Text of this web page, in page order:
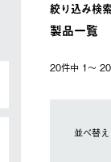
絞り込み検
製品一覧
20件中 1〜
並べ替え